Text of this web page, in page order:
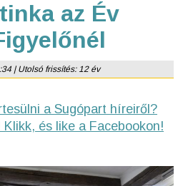
az Év
| Utolsó frissítés: 12 év
a Sugópart híreiről?
és like a Facebookon!